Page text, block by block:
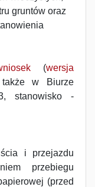
gruntów oraz
(wersja
w Biurze
stanowisko -
i przejazdu
przebiegu
(przed